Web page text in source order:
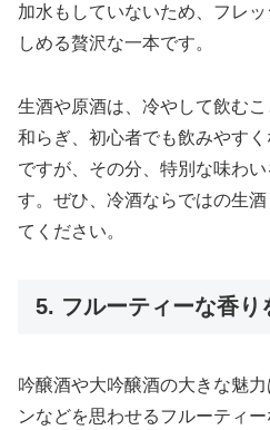
加水もしていないため、フレ
しめる贅沢な一本です。
生酒や原酒は、冷やして飲む
和らぎ、初心者でも飲みやす
ですが、その分、特別な味わ
す。ぜひ、冷酒ならではの生
てください。
5. フルーティーな香り
吟醸酒や大吟醸酒の大きな魅
ンなどを思わせるフルーティ